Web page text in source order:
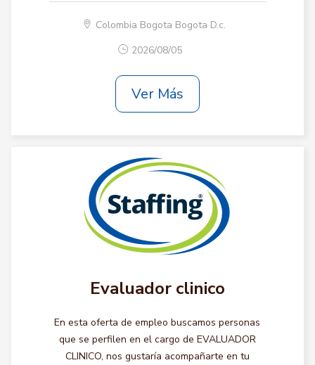
Colombia Bogota Bogota D.c.
2026/08/05
Ver Más
Evaluador clinico
En esta oferta de empleo buscamos personas
que se perfilen en el cargo de EVALUADOR
CLINICO, nos gustaría acompañarte en tu